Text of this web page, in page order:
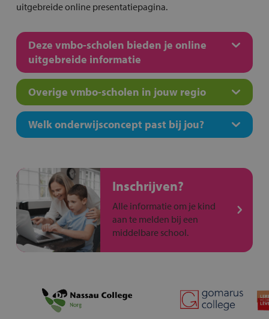
uitgebreide online presentatiepagina.
Deze vmbo-scholen bieden je online
uitgebreide informatie
Overige vmbo-scholen in jouw regio
Welk onderwijsconcept past bij jou?
Inschrijven?
Alle informatie om je kind
aan te melden bij een
middelbare school.